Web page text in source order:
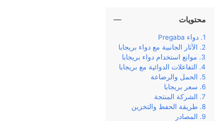
محتويات
دواء Pregaba
الآثار الجانبية مع دواء بريجابا
موانع استخدام دواء بريجابا
التفاعلات الدوائية مع بريجابا
الحمل والرضاعة
سعر بريجابا
الشركة المنتجة
طريقة الحفظ والتخزين
المصادر